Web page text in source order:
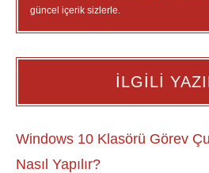
güncel içerik sizlerle.
İLGİLİ
Windows 10 Klasörü Görev
Nasıl Yapılır?